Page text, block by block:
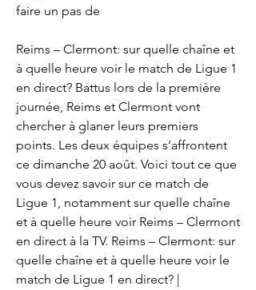
faire un pas de
Reims – Clermont: sur quelle chaîne et
à quelle heure voir le match de Ligue 1
en direct? Battus lors de la première
journée, Reims et Clermont vont
chercher à glaner leurs premiers
points. Les deux équipes s’affrontent
ce dimanche 20 août. Voici tout ce que
vous devez savoir sur ce match de
Ligue 1, notamment sur quelle chaîne
et à quelle heure voir Reims – Clermont
en direct à la TV. Reims – Clermont: sur
quelle chaîne et à quelle heure voir le
match de Ligue 1 en direct? |